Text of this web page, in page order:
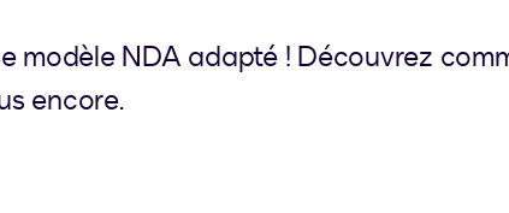
modèle NDA adapté ! Découvrez
encore.